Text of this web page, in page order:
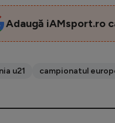
Adaugă iAMsport.ro
u21 campionatul